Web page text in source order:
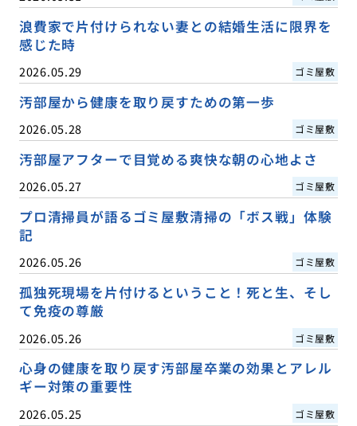
浪費家で片付けられない妻との結婚生活に限界を
感じた時
2026.05.29 ゴミ屋敷
汚部屋から健康を取り戻すための第一歩
2026.05.28 ゴミ屋敷
汚部屋アフターで目覚める爽快な朝の心地よさ
2026.05.27 ゴミ屋敷
プロ清掃員が語るゴミ屋敷清掃の「ボス戦」体験
記
2026.05.26 ゴミ屋敷
孤独死現場を片付けるということ！死と生、そし
て免疫の尊厳
2026.05.26 ゴミ屋敷
心身の健康を取り戻す汚部屋卒業の効果とアレル
ギー対策の重要性
2026.05.25 ゴミ屋敷